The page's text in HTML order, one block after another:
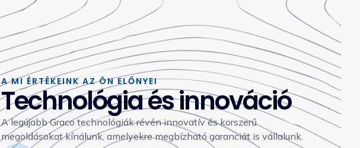
A MI ÉRTÉKEINK AZ ÖN ELŐNYEI
Technológia és innováció
A legújabb Graco technológiák révén innovatív és korszerű
megoldásokat kínálunk, amelyekre megbízható garanciát is vállalunk.